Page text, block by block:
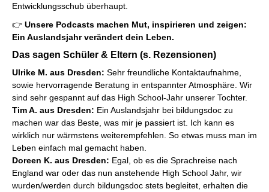
Entwicklungsschub überhaupt.
👉 Unsere Podcasts machen Mut, inspirieren und zeigen:
Ein Auslandsjahr verändert dein Leben.
Das sagen Schüler & Eltern (s. Rezensionen)
Ulrike M. aus Dresden: Sehr freundliche Kontaktaufnahme,
sowie hervorragende Beratung in entspannter Atmosphäre. Wir
sind sehr gespannt auf das High School-Jahr unserer Tochter.
Tim A. aus Dresden: Ein Auslandsjahr bei bildungsdoc zu
machen war das Beste, was mir je passiert ist. Ich kann es
wirklich nur wärmstens weiterempfehlen. So etwas muss man im
Leben einfach mal gemacht haben.
Doreen K. aus Dresden: Egal, ob es die Sprachreise nach
England war oder das nun anstehende High School Jahr, wir
wurden/werden durch bildungsdoc stets begleitet, erhalten die